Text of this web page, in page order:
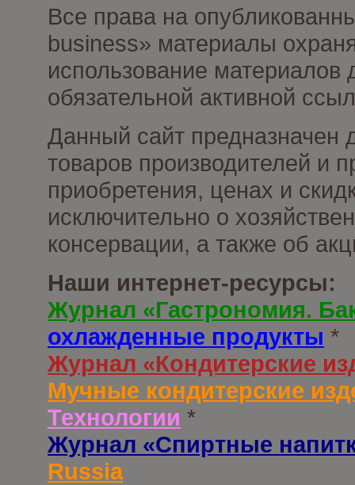
Все права на
business» материалы
использование материалов
обязательной активной
Данный сайт предназначен
товаров производителей и
приобретения, ценах и
исключительно о
консервации, а также об
Наши интернет-ресурсы:
Журнал «Гастрономия.
охлажденные продукты *
Журнал «Кондитерские
Мучные кондитерские
Технологии *
Журнал «Спиртные
Russia